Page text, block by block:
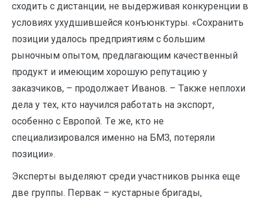
сходить с дистанции, не выдерживая конкуренции в
условиях ухудшившейся конъюнктуры. «Сохранить
позиции удалось предприятиям с большим
рыночным опытом, предлагающим качественный
продукт и имеющим хорошую репутацию у
заказчиков, – продолжает Иванов. – Также неплохи
дела у тех, кто научился работать на экспорт,
особенно с Европой. Те же, кто не
специализировался именно на БМЗ, потеряли
позиции».
Эксперты выделяют среди участников рынка еще
две группы. Первак – кустарные бригады,